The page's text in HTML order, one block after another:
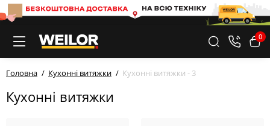
0
Головна Кухонні витяжки Кухонні витяжки - 3
Кухонні витяжки